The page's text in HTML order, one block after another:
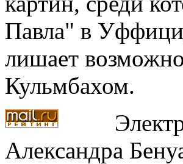
Павла" в
лишает
Кульмбахом.
Александра